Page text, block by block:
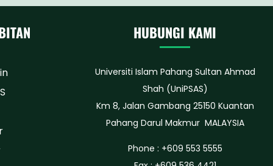
HUBUNGI KAMI
Universiti Islam Pahang Sultan Ahmad
Shah (UniPSAS)
Km 8, Jalan Gambang 25150 Kuantan
Pahang Darul Makmur MALAYSIA
Phone : +609 553 5555